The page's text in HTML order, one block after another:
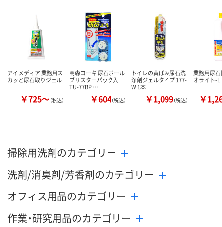
アイメディア 業務用ス
カッと尿石取りジェル
￥725～（税込）
高森コーキ 尿石ボール
ブリスターパック入
TU-77BP …
￥604（税込）
トイレの黄ばみ尿石洗
浄剤ジェルタイプ 177-
W 1本
￥1,099（税込）
業務用尿
オライト-
￥
掃除用洗剤のカテゴリー
洗剤/消臭剤/芳香剤のカテゴリー
オフィス用品のカテゴリー
作業・研究用品のカテゴリー